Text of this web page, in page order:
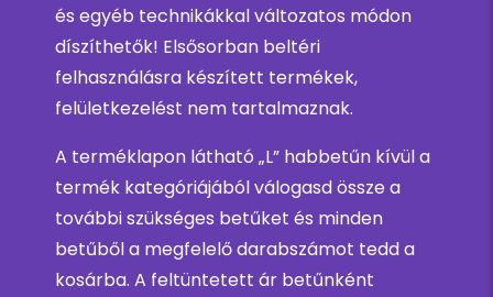
és egyéb technikákkal változatos módon
díszíthetők! Elsősorban beltéri
felhasználásra készített termékek,
felületkezelést nem tartalmaznak.
A terméklapon látható „L” habbetűn kívül a
termék kategóriájából válogasd össze a
további szükséges betűket és minden
betűből a megfelelő darabszámot tedd a
kosárba. A feltüntetett ár betűnként